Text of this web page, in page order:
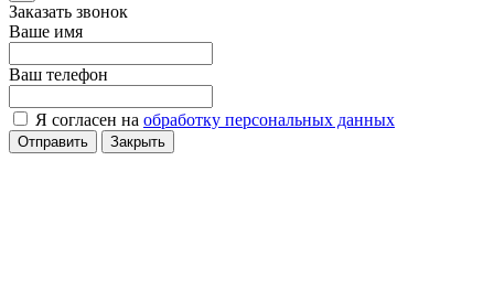
Заказать звонок
Ваше имя
Ваш телефон
Я согласен на обработку персональных данных
Отправить Закрыть